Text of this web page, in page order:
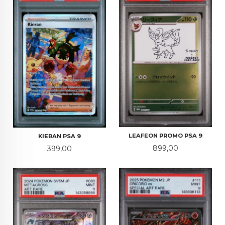
KIERAN PSA 9
Pris
399,00
LEAFEON PROMO PSA 9
Pris
899,00